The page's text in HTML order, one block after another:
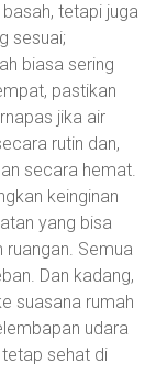
tetapi juga
sesuai;
biasa sering
pastikan
jika air
rutin dan,
secara hemat.
keinginan
yang bisa
Semua
Dan kadang,
suasana rumah
udara
sehat di